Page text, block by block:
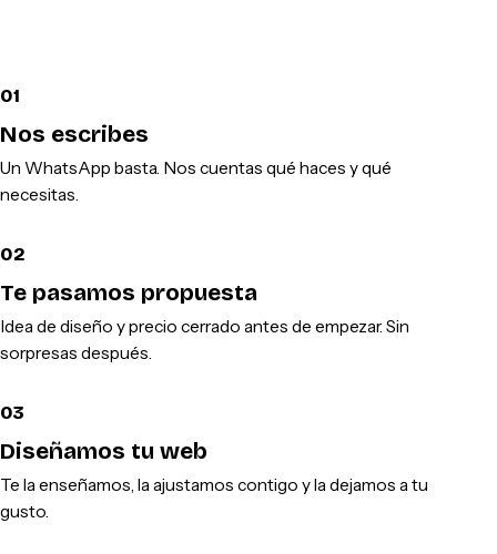
01
Nos escribes
Un WhatsApp basta. Nos cuentas qué haces y qué
necesitas.
02
Te pasamos propuesta
Idea de diseño y precio cerrado antes de empezar. Sin
sorpresas después.
03
Diseñamos tu web
Te la enseñamos, la ajustamos contigo y la dejamos a tu
gusto.